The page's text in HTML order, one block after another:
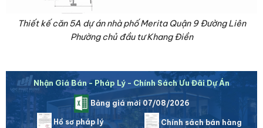
Thiết kế căn 5A dự án nhà phố Merita Quận 9 Đường Liên
Phường chủ đầu tư Khang Điền
Nhận Giá Bán - Pháp Lý - Chính Sách Ưu Đãi Dự Án
Bảng giá mới 07/08/2026
Hồ sơ pháp lý Chính sách bán hàng